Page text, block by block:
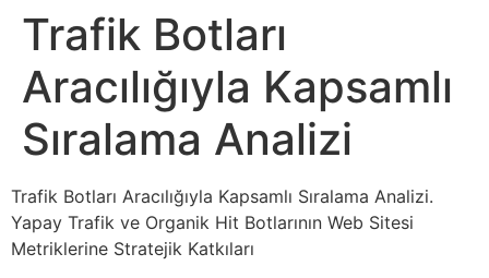
Trafik Botları
Aracılığıyla Kapsamlı
Sıralama Analizi
Trafik Botları Aracılığıyla Kapsamlı Sıralama Analizi.
Yapay Trafik ve Organik Hit Botlarının Web Sitesi
Metriklerine Stratejik Katkıları